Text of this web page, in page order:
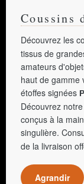
Coussins
Découvrez les
tissus de
amateurs
haut de gamme
étoffes signées
Découvrez
conçus à la
singulière.
de la livraison
Agrandir